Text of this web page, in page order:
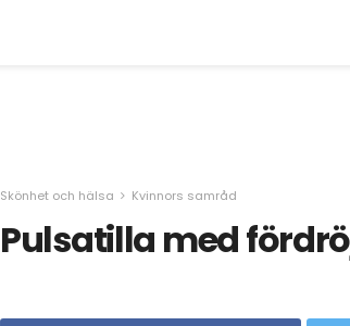
Skönhet och hälsa Kvinnors samråd
Pulsatilla med